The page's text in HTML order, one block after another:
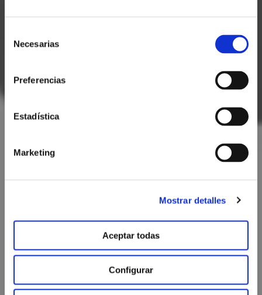
Necesarias
Preferencias
Estadística
Marketing
Mostrar detalles
Aceptar todas
Configurar